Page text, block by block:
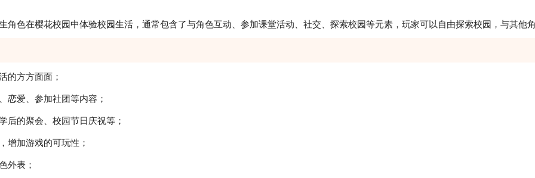
角色在樱花校园中体验校园生活，通常包含了与角色互动、参加课堂活动、社交、探索校园等元素，玩家可以自由探索校园，与
的方方面面；
恋爱、参加社团等内容；
后的聚会、校园节日庆祝等；
增加游戏的可玩性；
外表；